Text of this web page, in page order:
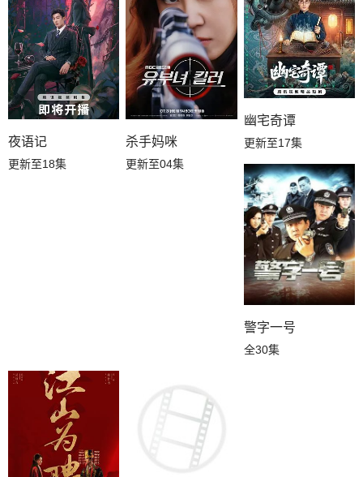
夜语记
更新至18集
杀手妈咪
更新至04集
幽宅奇谭
更新至17集
警字一号
全30集